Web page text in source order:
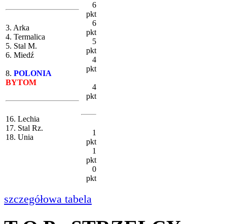
3. Arka
4. Termalica
5. Stal M.
6. Miedź
8. POLONIA
BYTOM
16. Lechia
17. Stal Rz.
18. Unia
6
pkt
6
pkt
5
pkt
4
pkt
4
pkt
1
pkt
1
pkt
0
pkt
szczegółowa tabela